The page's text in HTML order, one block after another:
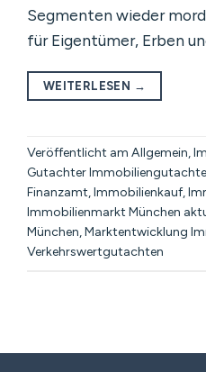
Segmenten wieder
für Eigentümer, Erben
WEITERLESEN →
Veröffentlicht am Allgemein,
Gutachter
Finanzamt,Immobilienkauf,
Immobilienmarkt München
München,Marktentwicklung
Verkehrswertgutachten